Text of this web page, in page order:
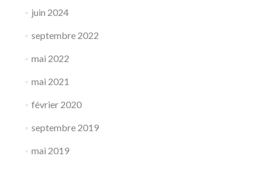
juin 2024
septembre 2022
mai 2022
mai 2021
février 2020
septembre 2019
mai 2019